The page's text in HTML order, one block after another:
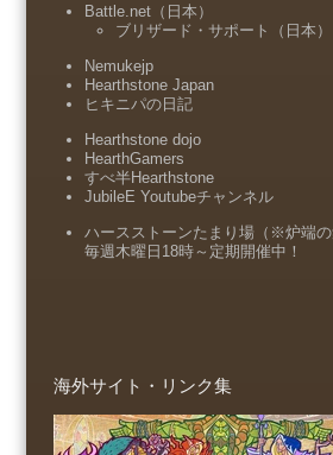
Battle.net（日本）
ブリザード・サポート（日本）
Nemukejp
Hearthstone Japan
ヒキニパの日記
Hearthstone dojo
HearthGamers
すべ半Hearthstone
JubileE Youtubeチャンネル
ハースストーンたまり場（※炉端の
毎週木曜日18時～定期開催中！
海外サイト・リンク集